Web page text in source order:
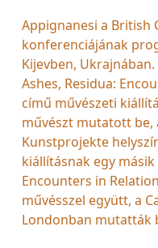
Appignanesi a British
konferenciájának
Kijevben,
Ashes, Residua:
című művészeti
művészt mutatott be,
Kunstprojekte
kiállításnak egy
Encounters in
művésszel együtt, a
Londonban mutatták